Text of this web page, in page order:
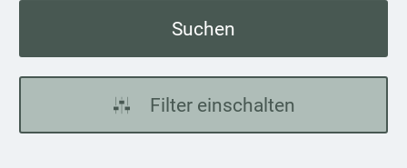
Suchen
Filter einschalten